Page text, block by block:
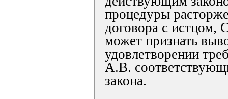
процедуры
договора с истцом,
может признать
удовлетворении
А.В.
закона.